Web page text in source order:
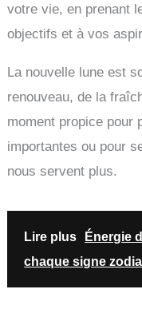
votre vie, en prenant
objectifs et à vos
La nouvelle lune est
renouveau, de la
moment propice pour
importantes ou pour
nous servent plus.
Lire plus
Énergie
chaque signe